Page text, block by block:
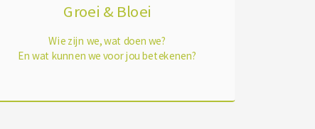
Groei & Bloei
Wie zijn we, wat doen we?
En wat kunnen we voor jou betekenen?